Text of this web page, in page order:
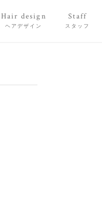
Hair design
ヘアデザイン
Staff
スタッフ